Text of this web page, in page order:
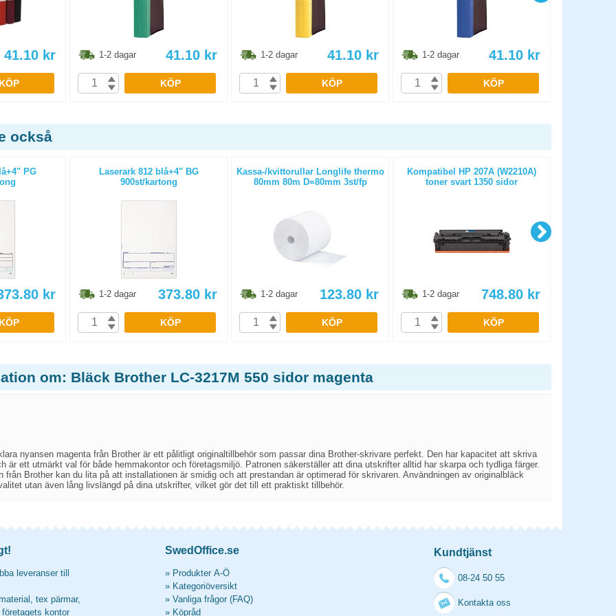
41.10 kr
KÖP
1-2 dagar 41.10 kr
KÖP
1-2 dagar 41.10 kr
KÖP
1-2 dagar 41.10 kr
KÖP
också
PG
kr
KÖP
Laserark 812 blå+4" BG
900st/kartong
1-2 dagar 373.80 kr
KÖP
Kassa-/kvittorullar Longlife thermo
80mm 80m D=80mm 3st/fp
1-2 dagar 123.80 kr
KÖP
Kompatibel HP 207A (W2210A)
toner svart 1350 sidor
1-2 dagar 748.80 kr
KÖP
om: Bläck Brother LC-3217M 550 sidor magenta
nyansen magenta från Brother är ett pålitligt originaltillbehör som passar dina Brother-skrivare perfekt. Den har kapacitet att skriva
är ett utmärkt val för både hemmakontor och företagsmiljö. Patronen säkerställer att dina utskrifter alltid har skarpa och tydliga färger.
från Brother kan du lita på att installationen är smidig och att prestandan är optimerad för skrivaren. Användningen av originalbläck
utan även lång livslängd på dina utskrifter, vilket gör det till ett praktiskt tillbehör.
leveranser till
tex pärmar,
kontor
SwedOffice.se
» Produkter A-Ö
» Kategoriöversikt
» Vanliga frågor (FAQ)
» Köpråd
Kundtjänst
08-24 50 55
Kontakta oss